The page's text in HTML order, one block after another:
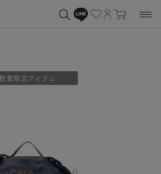
数量限定アイテム